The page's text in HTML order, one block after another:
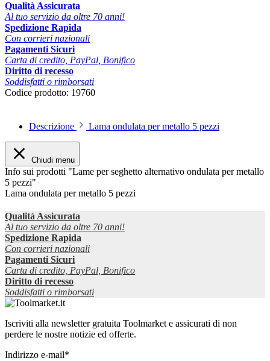
Qualità Assicurata
Al tuo servizio da oltre 70 anni!
Spedizione Rapida
Con corrieri nazionali
Pagamenti Sicuri
Carta di credito, PayPal, Bonifico
Diritto di recesso
Soddisfatti o rimborsati
Codice prodotto: 19760
Descrizione Lama ondulata per metallo 5 pezzi
Chiudi menu
Info sui prodotti "Lame per seghetto alternativo ondulata per metallo
5 pezzi"
Lama ondulata per metallo 5 pezzi
Qualità Assicurata
Al tuo servizio da oltre 70 anni!
Spedizione Rapida
Con corrieri nazionali
Pagamenti Sicuri
Carta di credito, PayPal, Bonifico
Diritto di recesso
Soddisfatti o rimborsati
Iscriviti alla newsletter gratuita Toolmarket e assicurati di non
perdere le nostre notizie ed offerte.
Indirizzo e-mail*